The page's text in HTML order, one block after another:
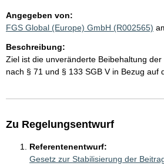
Angegeben von:
FGS Global (Europe) GmbH (R002565)
Beschreibung:
Ziel ist die unveränderte Beibehaltung
nach § 71 und § 133 SGB V in Bezug auf
Zu Regelungsentwurf
Referentenentwurf:
Gesetz zur Stabilisierung der